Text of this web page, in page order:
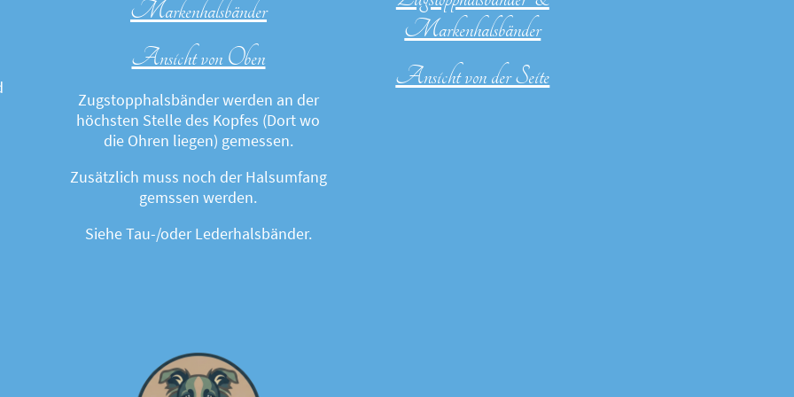
Markenhalsbänder
Ansicht von Oben
Zugstopphalsbänder werden an der
höchsten Stelle des Kopfes (Dort wo
die Ohren liegen) gemessen.
Zusätzlich muss noch der Halsumfang
gemssen werden.
Siehe Tau-/oder Lederhalsbänder.
Markenhalsbänder
Ansicht von der Seite